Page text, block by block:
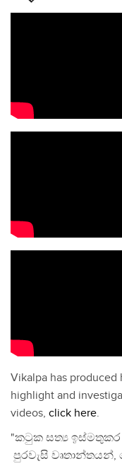
Vikalpa has
highlight and
videos, click here.
"කටුක සත්‍ය ඉස්මතුකර
පුරවැසි වෘතාන්තයන්,